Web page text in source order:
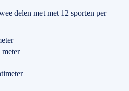
delen met met 12 sporten per